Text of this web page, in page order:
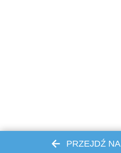
PRZEJDŹ NA